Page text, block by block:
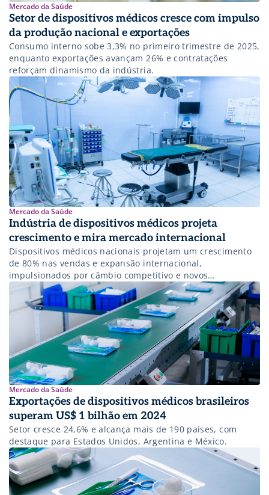
Mercado da Saúde
Setor de dispositivos médicos cresce com impulso
da produção nacional e exportações
Consumo interno sobe 3,3% no primeiro trimestre de 2025,
enquanto exportações avançam 26% e contratações
reforçam dinamismo da indústria.
Mercado da Saúde
Indústria de dispositivos médicos projeta
crescimento e mira mercado internacional
Dispositivos médicos nacionais projetam um crescimento
de 80% nas vendas e expansão internacional,
impulsionados por câmbio competitivo e novos
investimentos.
Mercado da Saúde
Exportações de dispositivos médicos brasileiros
superam US$ 1 bilhão em 2024
Setor cresce 24,6% e alcança mais de 190 países, com
destaque para Estados Unidos, Argentina e México.